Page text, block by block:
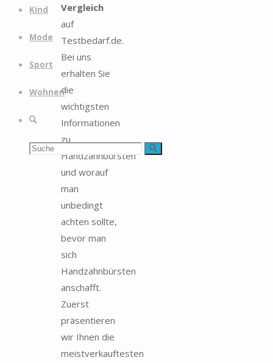
Kind
Mode
Sport
Wohnen
Suche
Suchen Suche
Vergleich
auf
Testbedarf.de.
Bei uns
erhalten Sie
die
wichtigsten
Informationen
zu
Handzahnbürsten
und worauf
man
unbedingt
achten sollte,
bevor man
sich
Handzahnbürsten
anschafft.
Zuerst
präsentieren
wir Ihnen die
meistverkauftesten